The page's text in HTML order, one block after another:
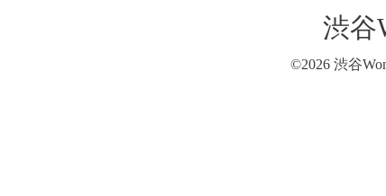
渋谷
©2026 渋谷